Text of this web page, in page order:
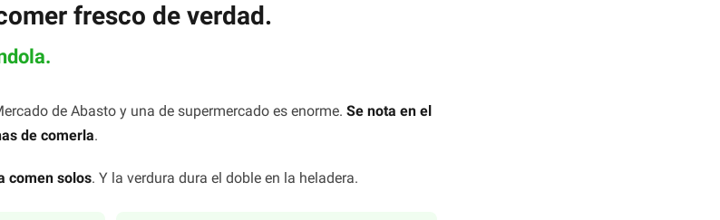
fresco de verdad.
de Abasto y una de supermercado es enorme. Se nota en el
de comerla.
comen solos. Y la verdura dura el doble en la heladera.